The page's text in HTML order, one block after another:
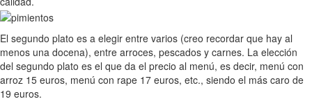
El segundo plato es a elegir entre varios (creo recordar que hay al
menos una docena), entre arroces, pescados y carnes. La elección
del segundo plato es el que da el precio al menú, es decir, menú con
arroz 15 euros, menú con rape 17 euros, etc., siendo el más caro de
19 euros.